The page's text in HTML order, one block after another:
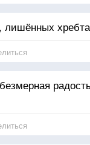
лишённых